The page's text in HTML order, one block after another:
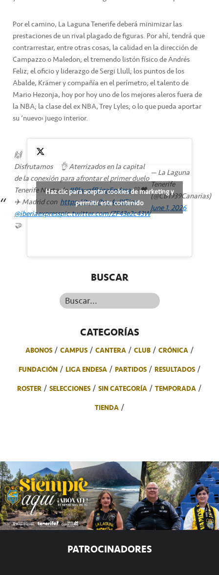
Por el camino, La Laguna Tenerife deberá minimizar las
prestaciones de un rival plagado de figuras. Por ahí, tendrá que
contrarrestar, entre otras cosas, la calidad en la dirección de
Campazzo o Maledon; el tremendo listón físico de Andrés
Feliz; el oficio y liderazgo de Sergi Llull; los puntos de los
Abalde, Krämer y compañía en el perímetro; el talento de
Mario Hezonja, hoy por hoy uno de los mejores aleros fuera de
la NBA; la clase del ex NBA, Trey Lyles; o lo que pueda aportar
su ‘nuevo’ juego interior.
🙌
Disfrutamos
de la conexión
Tenerife Norte
✈️ Madrid con
@iberiaexpress
🤝
👌 Aterrizados en la capital
para afrontar el primer duelo
de#PlayoffLigaEndesa💛🖤
https://t.co/hzy4uJYEjm
pic.twitter.com/ZF43e2c43W
— La Laguna
Tenerife
(@CB1939Canarias)
June 1, 2026
Haz clic para aceptar cookies de marketing y
permitir este contenido
BUSCAR
Buscar...
CATEGORÍAS
ABONOS CAMPUS CANTERA CLUB
CRÓNICA
FUNDACIÓN
LIGA ENDESA PARTIDOS
RESULTADOS
ROSTER
SELECCIONES SIN CATEGORÍA
TEMPORADA
TIENDA
PATROCINADORES